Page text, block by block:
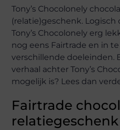
Tony’s Chocolonely
(relatie)geschenk. Logisch
Tony’s Chocolonely erg
nog eens Fairtrade en in
verschillende doeleinden.
verhaal achter Tony’s
mogelijk is? Lees dan
Fairtrade
relatiegeschenk